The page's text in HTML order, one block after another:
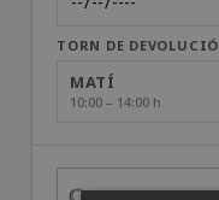
TORN DE DEVOLUCIÓ
MATÍ
10:00 – 14:00 h